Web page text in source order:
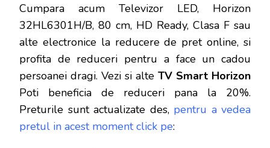
Cumpara acum Televizor LED, Horizon
32HL6301H/B, 80 cm, HD Ready, Clasa F sau
alte electronice la reducere de pret online, si
profita de reduceri pentru a face un cadou
persoanei dragi. Vezi si alte TV Smart Horizon
Poti beneficia de reduceri pana la 20%.
Preturile sunt actualizate des, pentru a vedea
pretul in acest moment click pe: